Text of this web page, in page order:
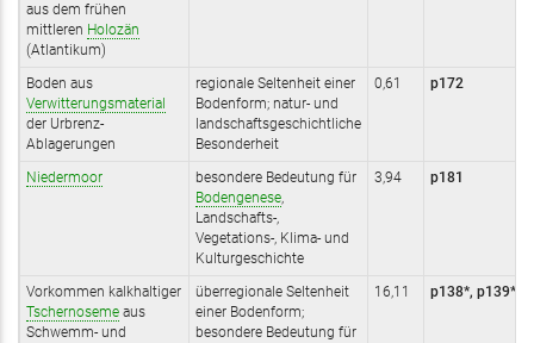
aus dem frühen
mittleren Holozän
(Atlantikum)
Boden aus
Verwitterungsmaterial
der Urbrenz-
Ablagerungen
regionale Seltenheit einer
Bodenform; natur- und
landschaftsgeschichtliche
Besonderheit
0,61 p172
Niedermoor
besondere Bedeutung für
Bodengenese,
Landschafts-,
Vegetations-, Klima- und
Kulturgeschichte
3,94 p181
Vorkommen kalkhaltiger
Tschernoseme aus
Schwemm- und
überregionale Seltenheit
einer Bodenform;
besondere Bedeutung für
16,11 p138*, p139*